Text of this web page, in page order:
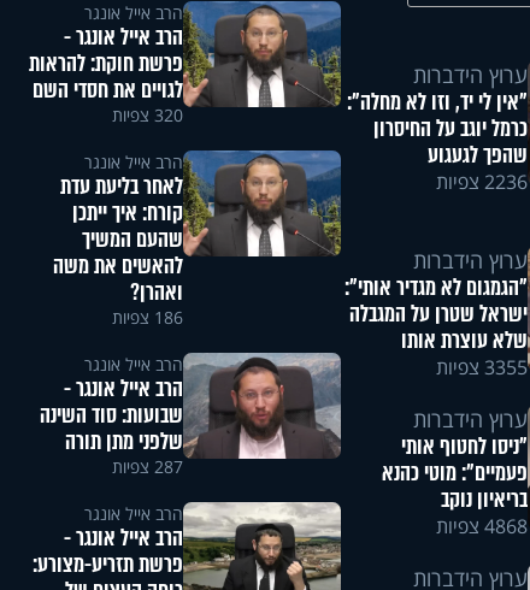
ערוץ הידברות
"אין לי יד, וזו לא מחלה":
כרמל יוגב על החיסרון
שהפך לגעגוע
2236 צפיות
ערוץ הידברות
"הגמגום לא מגדיר אותי":
ישראל שטרן על המגבלה
שלא עוצרת אותו
3355 צפיות
ערוץ הידברות
"ניסו לחטוף אותי
פעמיים": מוטי כהנא
בריאיון נוקב
4868 צפיות
ערוץ הידברות
הרב אייל אונגר
הרב אייל אונגר -
פרשת חוקת: להראות
לגויים את חסדי השם
320 צפיות
הרב אייל אונגר
לאחר בליעת עדת
קורח: איך ייתכן
שהעם המשיך
להאשים את משה
ואהרן?
186 צפיות
הרב אייל אונגר
הרב אייל אונגר -
שבועות: סוד השינה
שלפני מתן תורה
287 צפיות
הרב אייל אונגר
הרב אייל אונגר -
פרשת תזריע-מצורע: